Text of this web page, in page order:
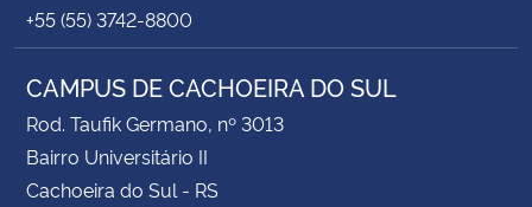
+55 (55) 3742-8800
CAMPUS DE CACHOEIRA DO SUL
Rod. Taufik Germano, nº 3013
Bairro Universitário II
Cachoeira do Sul - RS